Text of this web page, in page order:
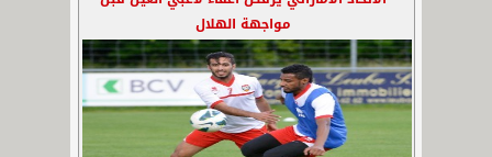
مواجهة الهلال